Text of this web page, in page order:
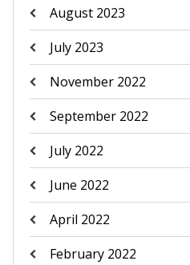
August 2023
July 2023
November 2022
September 2022
July 2022
June 2022
April 2022
February 2022